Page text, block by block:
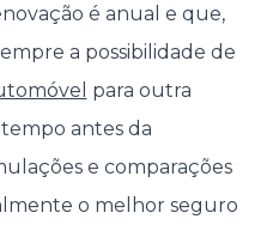
é anual e que,
a possibilidade de
para outra
antes da
e comparações
o melhor seguro